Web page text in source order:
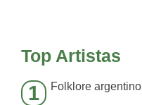
Top Artistas
1 Folklore argentino